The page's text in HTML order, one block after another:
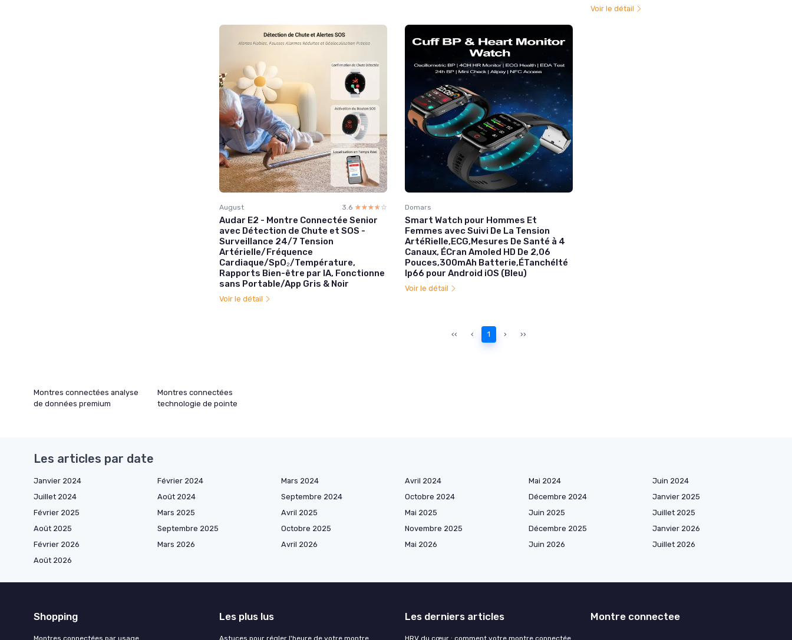
Voir le détail
August 3.6 ☆☆☆☆☆
★★★★★
Audar E2 - Montre Connectée Senior
avec Détection de Chute et SOS -
Surveillance 24/7 Tension
Artérielle/Fréquence
Cardiaque/SpO₂/Température,
Rapports Bien-être par IA, Fonctionne
sans Portable/App Gris & Noir
Voir le détail
Domars
Smart Watch pour Hommes Et
Femmes avec Suivi De La Tension
ArtéRielle,ECG,Mesures De Santé à 4
Canaux, ÉCran Amoled HD De 2,06
Pouces,300mAh Batterie,ÉTanchéIté
Ip66 pour Android iOS (Bleu)
Voir le détail
‹‹ ‹ 1 › ››
Montres connectées analyse
de données premium
Montres connectées
technologie de pointe
Les articles par date
Janvier 2024 Février 2024 Mars 2024 Avril 2024 Mai 2024
Juin 2024
Juillet 2024
Août 2024 Septembre 2024 Octobre 2024 Décembre 2024
Janvier 2025
Février 2025
Mars 2025 Avril 2025 Mai 2025 Juin 2025
Juillet 2025
Août 2025
Septembre 2025 Octobre 2025 Novembre 2025 Décembre 2025
Janvier 2026
Février 2026
Mars 2026 Avril 2026 Mai 2026 Juin 2026
Juillet 2026
Août 2026
Shopping
Montres connectées par usage
Les plus lus
Astuces pour régler l'heure de votre montre
Les derniers articles
HRV du cœur : comment votre montre connectée
Montre connectee